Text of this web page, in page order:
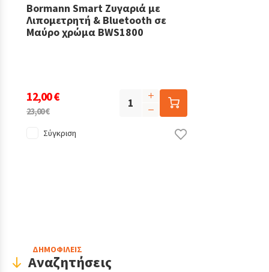
Bormann Smart Ζυγαριά με
Λιπομετρητή & Bluetooth σε
Μαύρο χρώμα BWS1800
12,00 €
23,00 €
Σύγκριση
HeaderΔΗΜΟΦΙΛΕΙΣ
Αναζητήσεις